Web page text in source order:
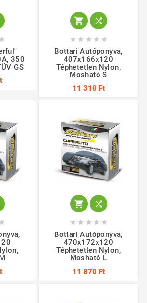

350
GS
 
    
Bottari Autóponyva,
407x166x120
Téphetetlen Nylon,
Mosható S
11 310 Ft

 
    
Bottari Autóponyva,
470x172x120
Téphetetlen Nylon,
Mosható L
11 870 Ft